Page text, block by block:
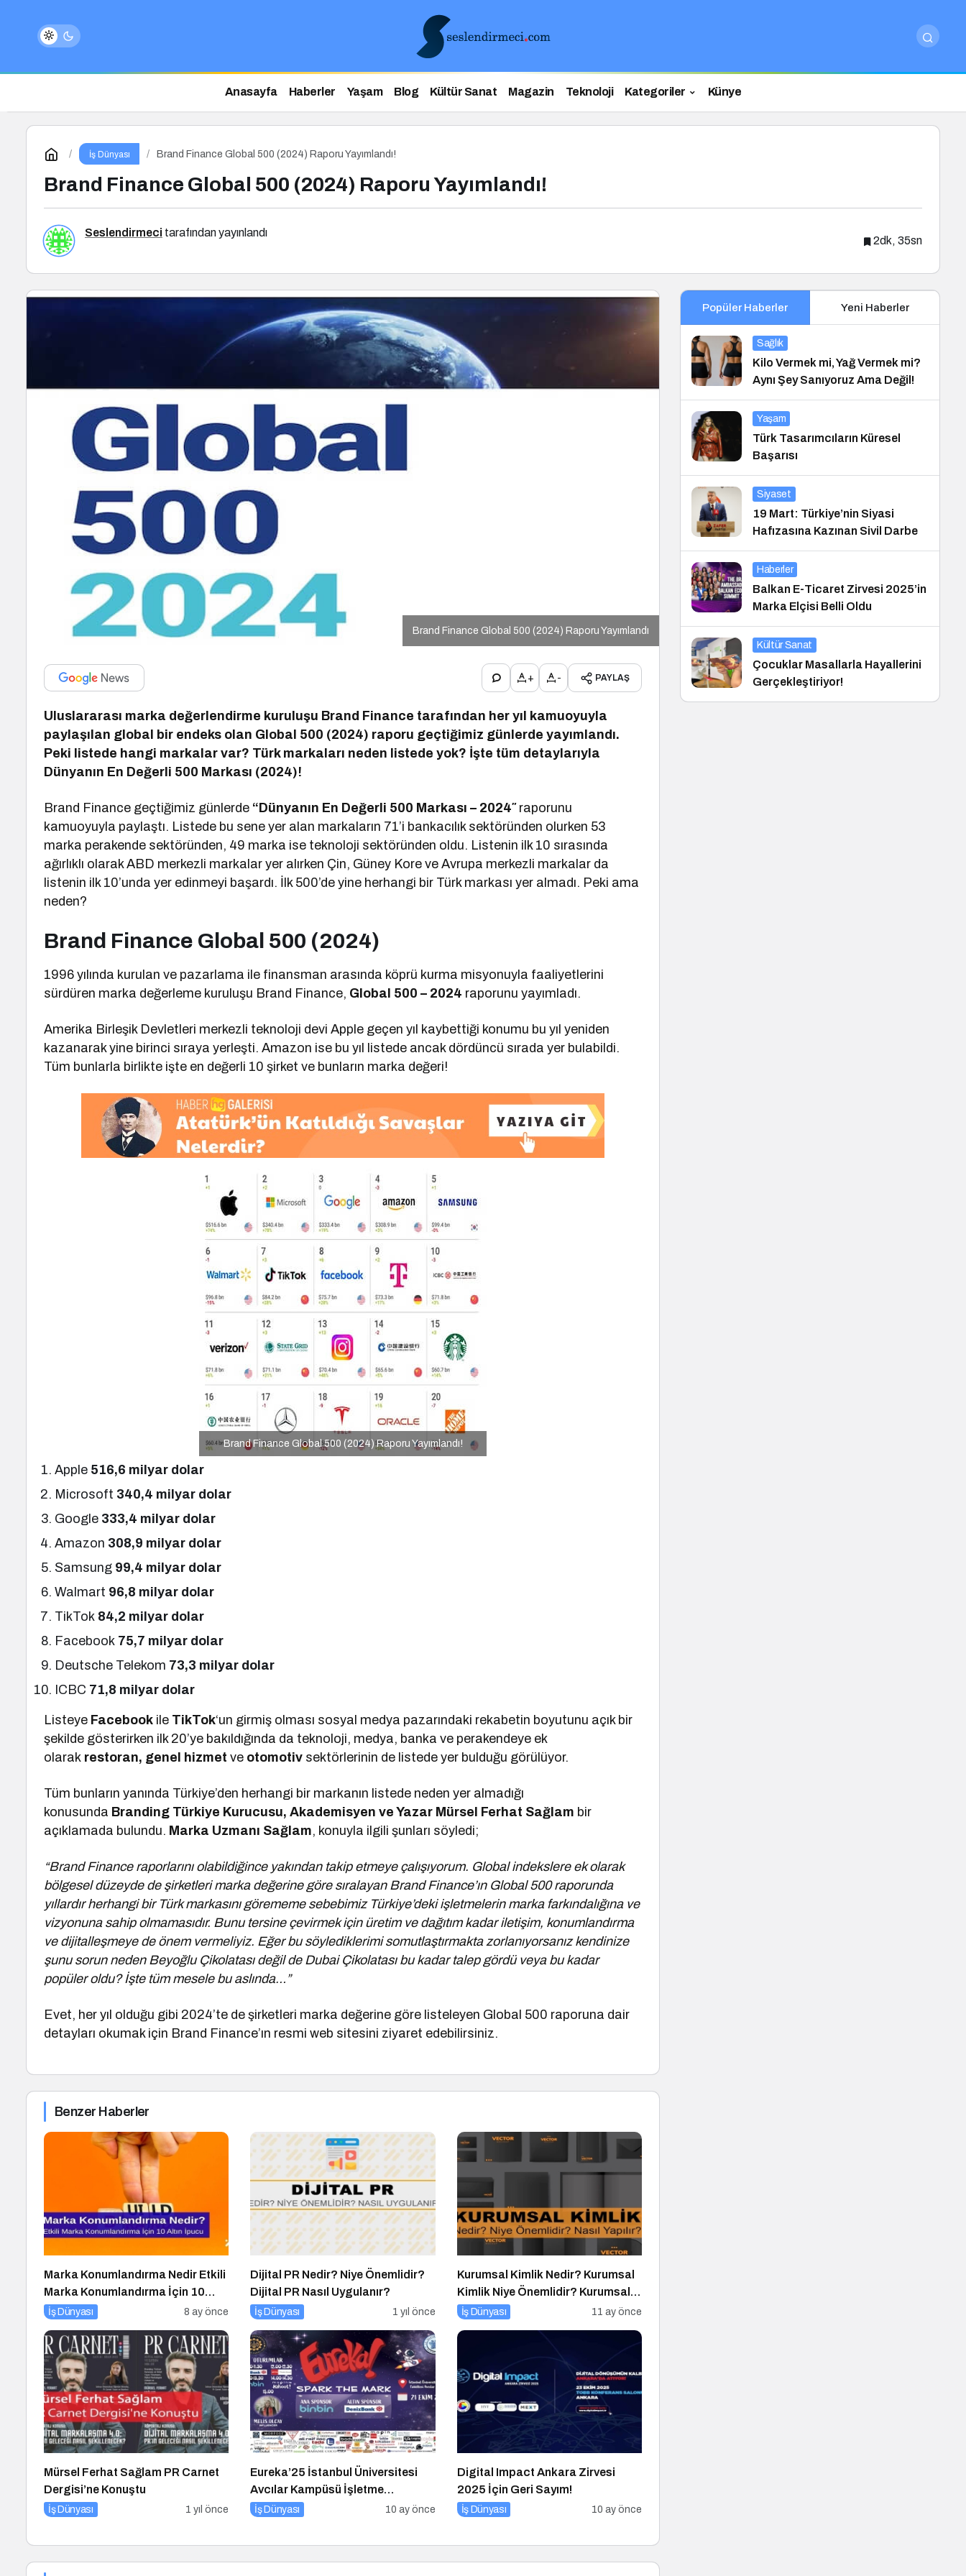
Anasayfa Haberler Yaşam Blog Kültür Sanat Magazin Teknoloji Kategoriler Künye
İş Dünyası Brand Finance Global 500 (2024) Raporu Yayımlandı!
Brand Finance Global 500 (2024) Raporu Yayımlandı!
Seslendirmeci tarafından yayınlandı
2dk, 35sn
Brand Finance Global 500 (2024) Raporu Yayımlandı
+ - PAYLAŞ
Uluslararası marka değerlendirme kuruluşu Brand Finance tarafından her yıl kamuoyuyla
paylaşılan global bir endeks olan Global 500 (2024) raporu geçtiğimiz günlerde yayımlandı.
Peki listede hangi markalar var? Türk markaları neden listede yok? İşte tüm detaylarıyla
Dünyanın En Değerli 500 Markası (2024)!
Brand Finance geçtiğimiz günlerde “Dünyanın En Değerli 500 Markası – 2024″raporunu
kamuoyuyla paylaştı. Listede bu sene yer alan markaların 71’i bankacılık sektöründen olurken 53
marka perakende sektöründen, 49 marka ise teknoloji sektöründen oldu. Listenin ilk 10 sırasında
ağırlıklı olarak ABD merkezli markalar yer alırken Çin, Güney Kore ve Avrupa merkezli markalar da
listenin ilk 10’unda yer edinmeyi başardı. İlk 500’de yine herhangi bir Türk markası yer almadı. Peki ama
neden?
Brand Finance Global 500 (2024)
1996 yılında kurulan ve pazarlama ile finansman arasında köprü kurma misyonuyla faaliyetlerini
sürdüren marka değerleme kuruluşu Brand Finance, Global 500 – 2024 raporunu yayımladı.
Amerika Birleşik Devletleri merkezli teknoloji devi Apple geçen yıl kaybettiği konumu bu yıl yeniden
kazanarak yine birinci sıraya yerleşti. Amazon ise bu yıl listede ancak dördüncü sırada yer bulabildi.
Tüm bunlarla birlikte işte en değerli 10 şirket ve bunların marka değeri!
Brand Finance Global 500 (2024) Raporu Yayımlandı!
Apple 516,6 milyar dolar
Microsoft 340,4 milyar dolar
Google 333,4 milyar dolar
Amazon 308,9 milyar dolar
Samsung 99,4 milyar dolar
Walmart 96,8 milyar dolar
TikTok 84,2 milyar dolar
Facebook 75,7 milyar dolar
Deutsche Telekom 73,3 milyar dolar
ICBC 71,8 milyar dolar
Listeye Facebook ile TikTok‘un girmiş olması sosyal medya pazarındaki rekabetin boyutunu açık bir
şekilde gösterirken ilk 20’ye bakıldığında da teknoloji, medya, banka ve perakendeye ek
olarak restoran, genel hizmetve otomotiv sektörlerinin de listede yer bulduğu görülüyor.
Tüm bunların yanında Türkiye’den herhangi bir markanın listede neden yer almadığı
konusunda Branding Türkiye Kurucusu, Akademisyen ve Yazar Mürsel Ferhat Sağlam bir
açıklamada bulundu. Marka Uzmanı Sağlam, konuyla ilgili şunları söyledi;
“Brand Finance raporlarını olabildiğince yakından takip etmeye çalışıyorum. Global indekslere ek olarak
bölgesel düzeyde de şirketleri marka değerine göre sıralayan Brand Finance’ın Global 500 raporunda
yıllardır herhangi bir Türk markasını görememe sebebimiz Türkiye’deki işletmelerin marka farkındalığına ve
vizyonuna sahip olmamasıdır. Bunu tersine çevirmek için üretim ve dağıtım kadar iletişim, konumlandırma
ve dijitalleşmeye de önem vermeliyiz. Eğer bu söylediklerimi somutlaştırmakta zorlanıyorsanız kendinize
şunu sorun neden Beyoğlu Çikolatası değil de Dubai Çikolatası bu kadar talep gördü veya bu kadar
popüler oldu? İşte tüm mesele bu aslında…”
Evet, her yıl olduğu gibi 2024’te de şirketleri marka değerine göre listeleyen Global 500 raporuna dair
detayları okumak için Brand Finance’ın resmi web sitesini ziyaret edebilirsiniz.
Benzer Haberler
Marka Konumlandırma Nedir Etkili
Marka Konumlandırma İçin 10
Altın İpucu
İş Dünyası 8 ay önce
Dijital PR Nedir? Niye Önemlidir?
Dijital PR Nasıl Uygulanır?
İş Dünyası 1 yıl önce
Kurumsal Kimlik Nedir? Kurumsal
Kimlik Niye Önemlidir? Kurumsal
Kimlik Nasıl Yapılır?
İş Dünyası 11 ay önce
Mürsel Ferhat Sağlam PR Carnet
Dergisi’ne Konuştu
İş Dünyası 1 yıl önce
Eureka’25 İstanbul Üniversitesi
Avcılar Kampüsü İşletme
Fakültesinde
İş Dünyası 10 ay önce
Digital Impact Ankara Zirvesi
2025 İçin Geri Sayım!
İş Dünyası 10 ay önce
Popüler Haberler Yeni Haberler
Sağlık
Kilo Vermek mi, Yağ Vermek mi?
Aynı Şey Sanıyoruz Ama Değil!
Yaşam
Türk Tasarımcıların Küresel
Başarısı
Siyaset
19 Mart: Türkiye’nin Siyasi
Hafızasına Kazınan Sivil Darbe
Haberler
Balkan E-Ticaret Zirvesi 2025’in
Marka Elçisi Belli Oldu
Kültür Sanat
Çocuklar Masallarla Hayallerini
Gerçekleştiriyor!